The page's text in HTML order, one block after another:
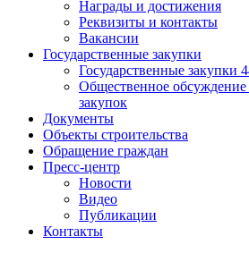
Награды и достижения
Реквизиты и контакты
Вакансии
Государственные закупки
Государственные закупки
Общественное обсуждение
закупок
Документы
Объекты строительства
Обращение граждан
Пресс-центр
Новости
Видео
Публикации
Контакты